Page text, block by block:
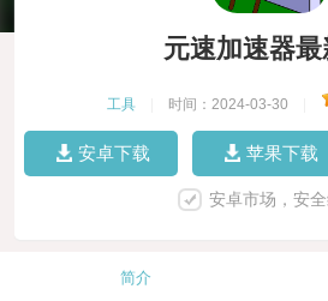
元速加速器最
工具 时间：2024-03-30
安卓下载 苹果下载
安卓市场，安
简介